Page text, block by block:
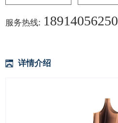
服务热线: 18914056250
详情介绍